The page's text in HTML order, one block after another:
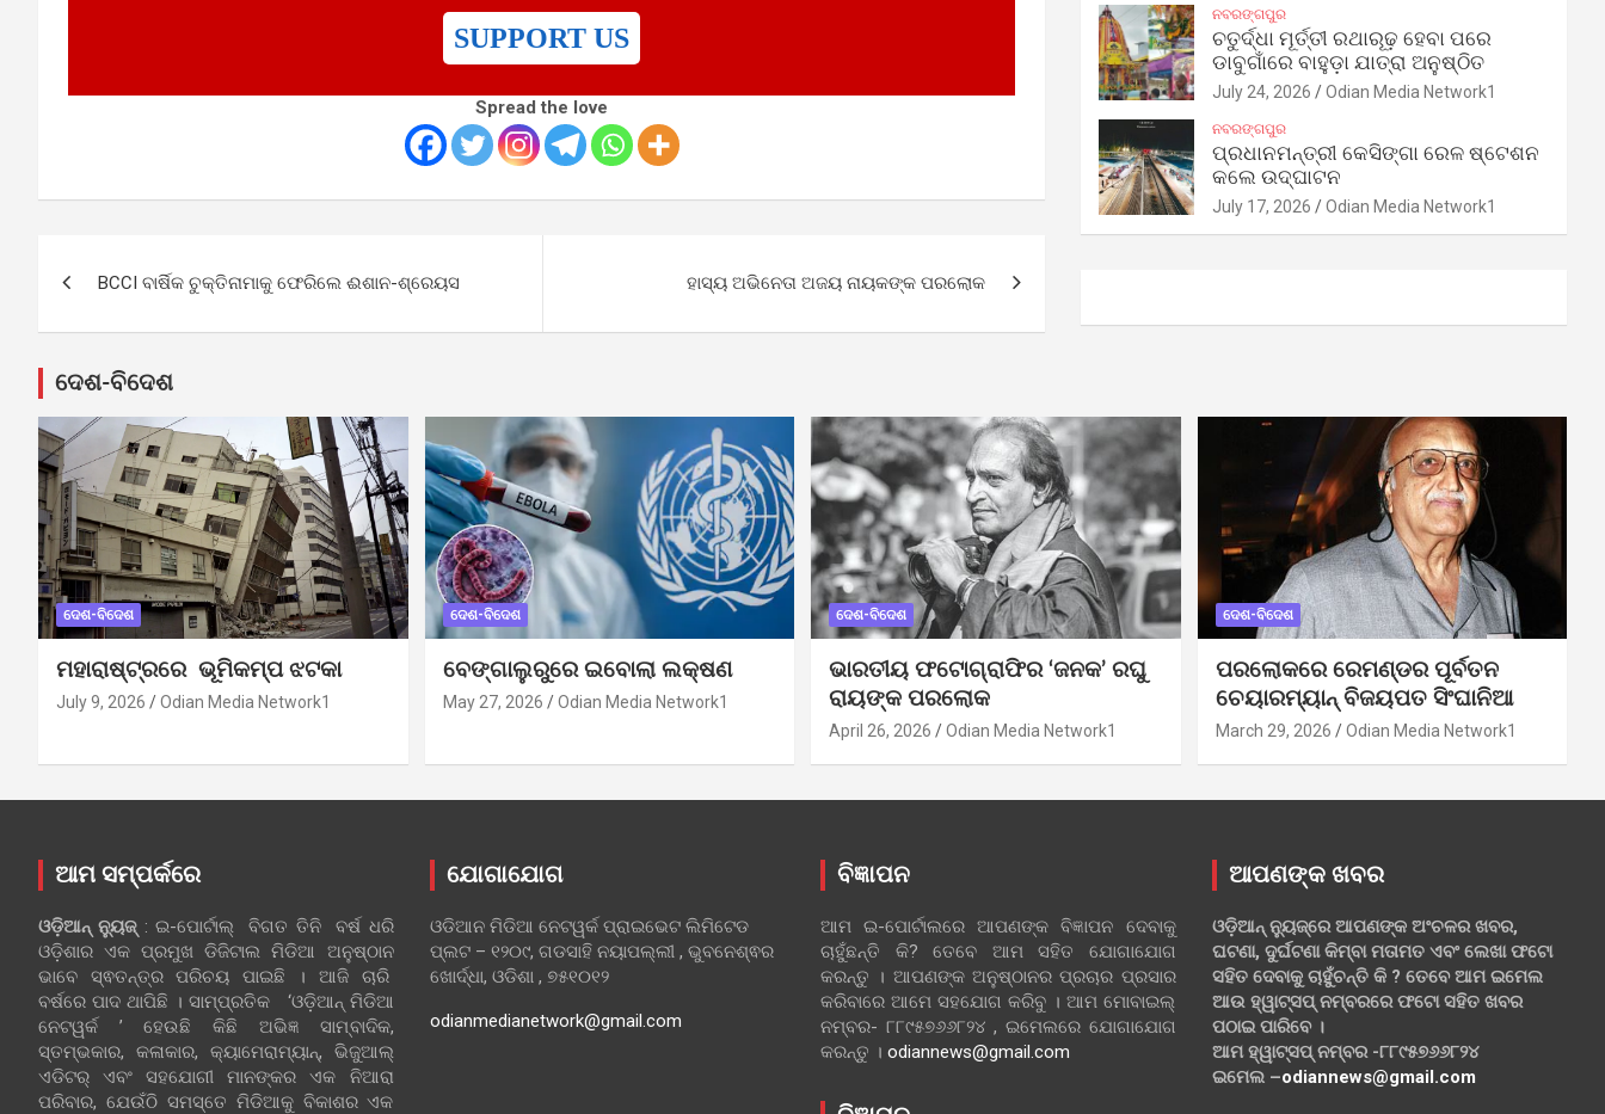
SUPPORT US
Spread the love
navigation
BCCI ବାର୍ଷିକ ଚୁକ୍ତିନାମାକୁ ଫେରିଲେ ଈଶାନ-ଶ୍ରେୟସ ହାସ୍ୟ ଅଭିନେତା ଅଜୟ ନାୟକଙ୍କ ପରଲୋକ
ନବରଙ୍ଗପୁର
ଚତୁର୍ଦ୍ଧା ମୂର୍ତ୍ତୀ ରଥାରୂଢ଼ ହେବା ପରେ
ଡାବୁଗାଁରେ ବାହୁଡ଼ା ଯାତ୍ରା ଅନୁଷ୍ଠିତ
July 24, 2026 Odian Media Network1
ନବରଙ୍ଗପୁର
ପ୍ରଧାନମନ୍ତ୍ରୀ କେସିଙ୍ଗା ରେଳ ଷ୍ଟେଶନ
କଲେ ଉଦ୍‌ଘାଟନ
July 17, 2026 Odian Media Network1
ଦେଶ-ବିଦେଶ
ଦେଶ-ବିଦେଶ
ମହାରାଷ୍ଟ୍ରରେ ଭୂମିକମ୍ପ ଝଟକା
July 9, 2026 Odian Media Network1
ଦେଶ-ବିଦେଶ
ବେଙ୍ଗାଲୁରୁରେ ଇବୋଲା ଲକ୍ଷଣ
May 27, 2026 Odian Media Network1
ଦେଶ-ବିଦେଶ
ଭାରତୀୟ ଫଟୋଗ୍ରାଫିର ‘ଜନକ’ ରଘୁ
ରାୟଙ୍କ ପରଲୋକ
April 26, 2026 Odian Media Network1
ଦେଶ-ବିଦେଶ
ପରଲୋକରେ ରେମଣ୍ଡର ପୂର୍ବତନ
ଚେୟାରମ୍ୟାନ୍ ବିଜୟପତ ସିଂଘାନିଆ
March 29, 2026 Odian Media Network1
ଆମ ସମ୍ପର୍କରେ
ଓଡ଼ିଆନ୍‍ ନ୍ୟୁଜ୍‍: ଇ-ପୋର୍ଟାଲ୍ ବିଗତ ତିନି ବର୍ଷ ଧରି
ଓଡ଼ିଶାର ଏକ ପ୍ରମୁଖ ଡିଜିଟାଲ ମିଡିଆ ଅନୁଷ୍ଠାନ
ଭାବେ ସ୍ଵତନ୍ତ୍ର ପରିଚୟ ପାଇଛି । ଆଜି ଚାରି
ବର୍ଷରେ ପାଦ ଥାପିଛି । ସାମ୍ପ୍ରତିକ ‘ଓଡ଼ିଆନ୍‍ ମିଡିଆ
ନେଟୱର୍କ ’ ହେଉଛି କିଛି ଅଭିଜ୍ଞ ସାମ୍ବାଦିକ,
ସ୍ତମ୍ଭକାର, କଳାକାର, କ୍ୟାମେରାମ୍ୟାନ୍, ଭିଜୁଆଲ୍
ଏଡିଟର୍ ଏବଂ ସହଯୋଗୀ ମାନଙ୍କର ଏକ ନିଆରା
ପରିବାର, ଯେଉଁଠି ସମସ୍ତେ ମିଡିଆକୁ ବିକାଶର ଏକ
ଯୋଗାଯୋଗ
ଓଡିଆନ ମିଡିଆ ନେଟୱର୍କ ପ୍ରାଇଭେଟ ଲିମିଟେଡ
ପ୍ଲଟ – ୧୨୦୯, ଗଡସାହି ନୟାପଲ୍ଲୀ , ଭୁବନେଶ୍ଵର
ଖୋର୍ଦ୍ଧା, ଓଡିଶା , ୭୫୧୦୧୨
odianmedianetwork@gmail.com
ବିଜ୍ଞାପନ
ଆମ ଇ-ପୋର୍ଟାଲରେ ଆପଣଙ୍କ ବିଜ୍ଞାପନ ଦେବାକୁ
ଚାହୁଁଛନ୍ତି କି? ତେବେ ଆମ ସହିତ ଯୋଗାଯୋଗ
କରନ୍ତୁ । ଆପଣଙ୍କ ଅନୁଷ୍ଠାନର ପ୍ରଚାର ପ୍ରସାର
କରିବାରେ ଆମେ ସହଯୋଗ କରିବୁ । ଆମ ମୋବାଇଲ୍
ନମ୍ବର- ୮୮୯୫୭୬୬୮୨୪ , ଇମେଲରେ ଯୋଗାଯୋଗ
କରନ୍ତୁ । odiannews@gmail.com
ଆପଣଙ୍କ ଖବର
ଓଡ଼ିଆନ୍ ନ୍ୟୁଜ୍‌ରେ ଆପଣଙ୍କ ଅଂଚଳର ଖବର,
ଘଟଣା, ଦୁର୍ଘଟଣା କିମ୍ବା ମତାମତ ଏବଂ ଲେଖା ଫଟୋ
ସହିତ ଦେବାକୁ ଚାହୁଁଚନ୍ତି କି ? ତେବେ ଆମ ଇମେଲ
ଆଉ ହ୍ୱାଟ୍‌ସପ୍ ନମ୍ବରରେ ଫଟୋ ସହିତ ଖବର
ପଠାଇ ପାରିବେ ।
ଆମ ହ୍ୱାଟ୍‌ସପ୍ ନମ୍ବର -୮୮୯୫୭୬୬୮୨୪
ଇମେଲ –odiannews@gmail.com